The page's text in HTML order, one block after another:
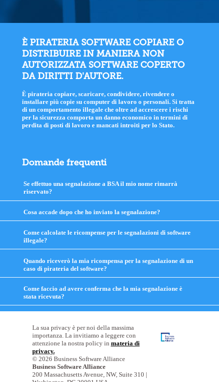
È PIRATERIA SOFTWARE COPIARE O
DISTRIBUIRE IN MANIERA NON
AUTORIZZATA SOFTWARE COPERTO
DA DIRITTI D'AUTORE.
È pirateria copiare, scaricare, condividere, rivendere o
installare più copie su computer di lavoro o personali. Si tratta
di un comportamento illegale che oltre ad accrescere i rischi
per la sicurezza comporta un danno economico in termini di
perdita di posti di lavoro e mancati introiti per lo Stato.
Domande frequenti
Se effettuo una segnalazione a BSA il mio nome rimarrà
riservato?
to
contents
Cosa accade dopo che ho inviato la segnalazione?
to
contents
Come calcolate le ricompense per le segnalazioni di software
illegale?
to
contents
Quando riceverò la mia ricompensa per la segnalazione di un
caso di pirateria del software?
to
contents
Come faccio ad avere conferma che la mia segnalazione è
stata ricevuta?
to
expand
La sua privacy è per noi della massima
importanza. La invitiamo a leggere con
attenzione la nostra policy in materia di
privacy.
© 2026 Business Software Alliance
Business Software Alliance
200 Massachusetts Avenue, NW, Suite 310 |